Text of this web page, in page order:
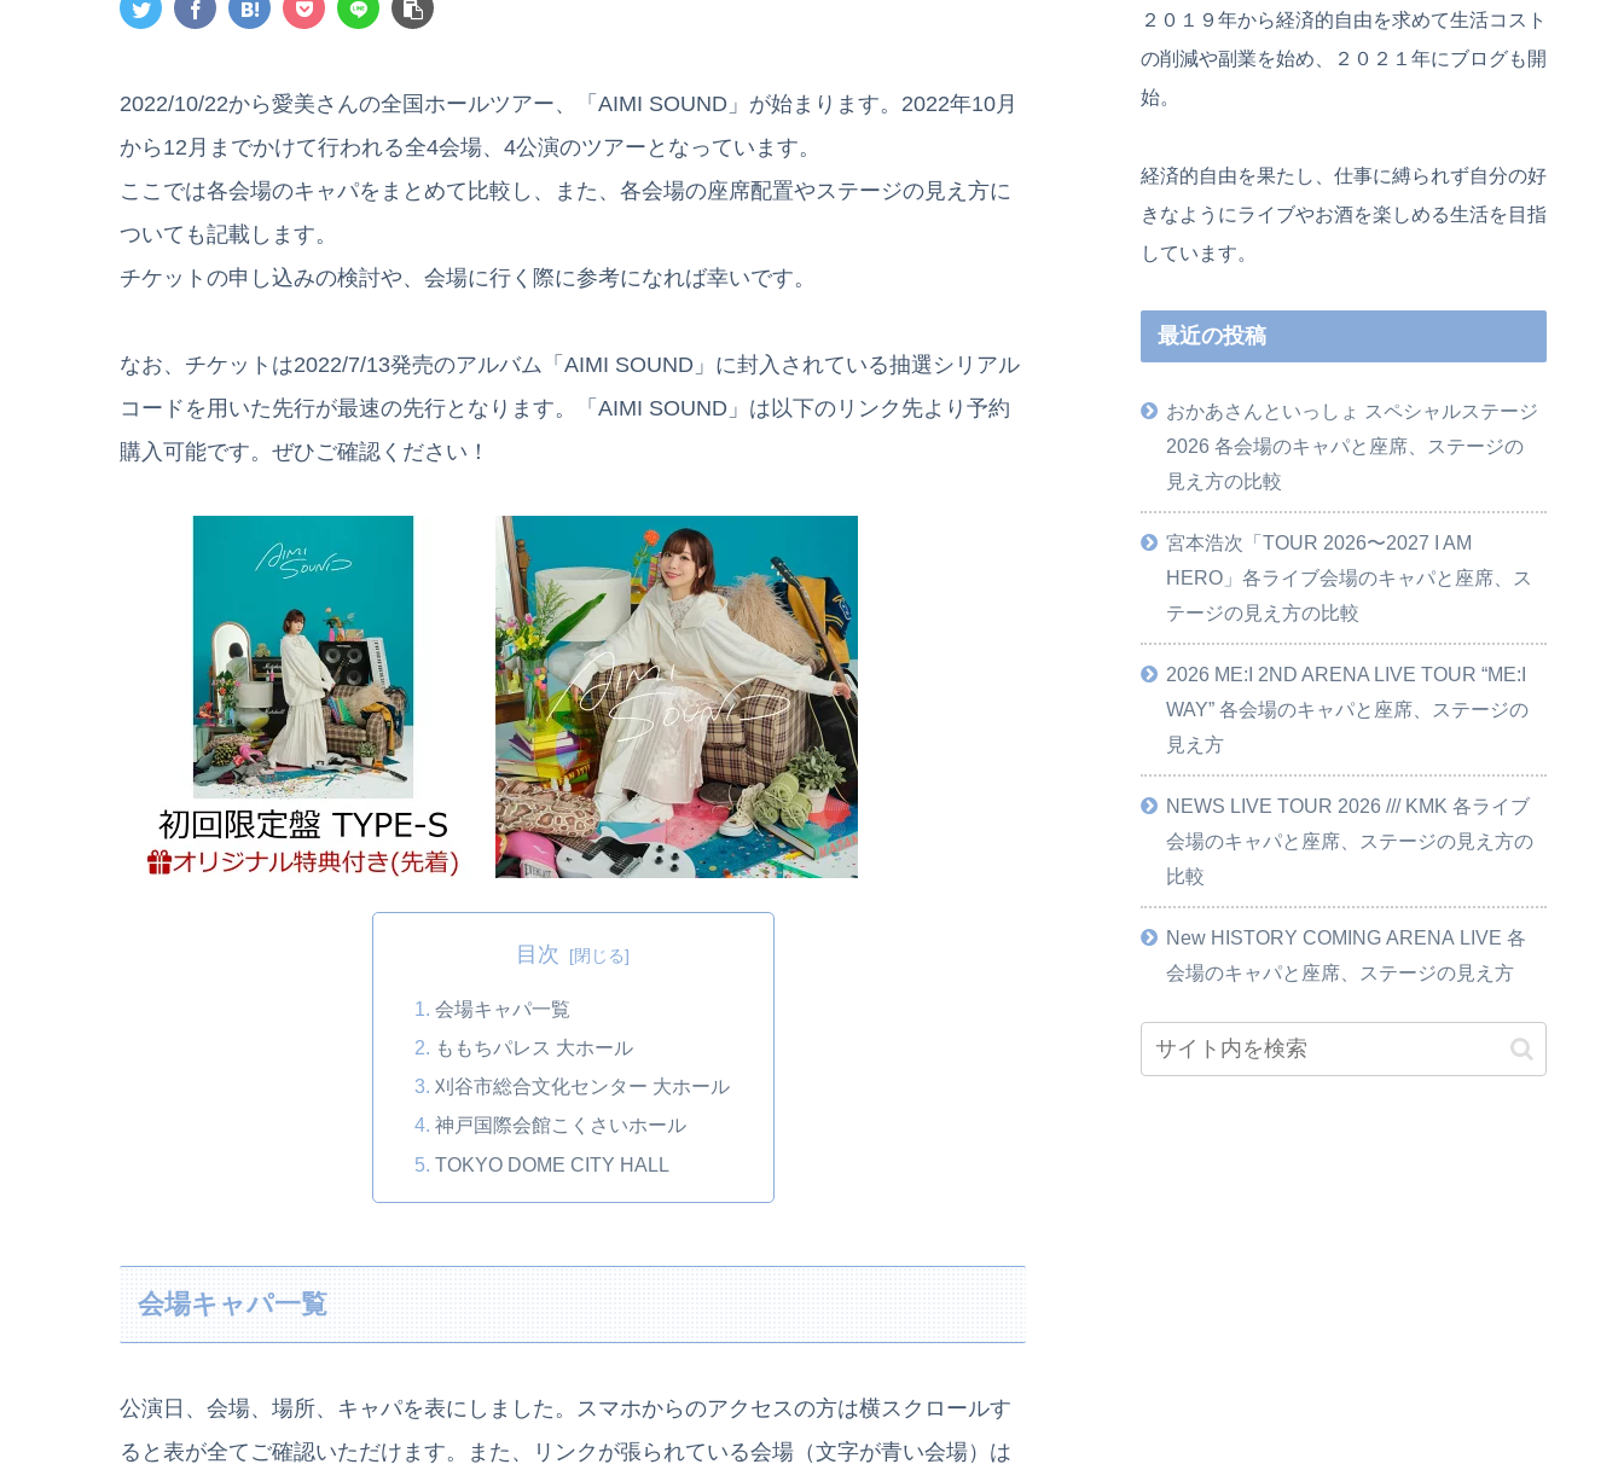
2022/10/22から愛美さんの全国ホールツアー、「AIMI SOUND」が始まります。2022年10月
から12月までかけて行われる全4会場、4公演のツアーとなっています。
ここでは各会場のキャパをまとめて比較し、また、各会場の座席配置やステージの見え方に
ついても記載します。
チケットの申し込みの検討や、会場に行く際に参考になれば幸いです。
なお、チケットは2022/7/13発売のアルバム「AIMI SOUND」に封入されている抽選シリアル
コードを用いた先行が最速の先行となります。「AIMI SOUND」は以下のリンク先より予約
購入可能です。ぜひご確認ください！
目次
会場キャパ一覧
ももちパレス 大ホール
刈谷市総合文化センター 大ホール
神戸国際会館こくさいホール
TOKYO DOME CITY HALL
会場キャパ一覧
公演日、会場、場所、キャパを表にしました。スマホからのアクセスの方は横スクロールす
ると表が全てご確認いただけます。また、リンクが張られている会場（文字が青い会場）は
２０１９年から経済的自由を求めて生活コスト
の削減や副業を始め、２０２１年にブログも開
始。
経済的自由を果たし、仕事に縛られず自分の好
きなようにライブやお酒を楽しめる生活を目指
しています。
最近の投稿
おかあさんといっしょ スペシャルステージ
2026 各会場のキャパと座席、ステージの
見え方の比較
宮本浩次「TOUR 2026〜2027 I AM
HERO」各ライブ会場のキャパと座席、ス
テージの見え方の比較
2026 ME:I 2ND ARENA LIVE TOUR “ME:I
WAY” 各会場のキャパと座席、ステージの
見え方
NEWS LIVE TOUR 2026 /// KMK 各ライブ
会場のキャパと座席、ステージの見え方の
比較
New HISTORY COMING ARENA LIVE 各
会場のキャパと座席、ステージの見え方